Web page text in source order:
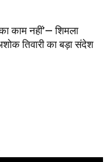
काम नहीं’— शिमला
तिवारी का बड़ा संदेश